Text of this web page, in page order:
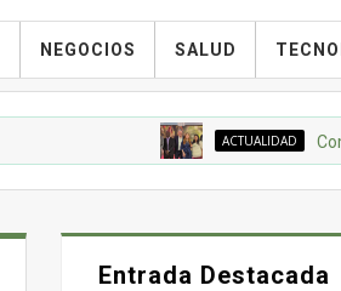
NEGOCIOS SALUD
ACTUALIDAD Compañía
Entrada Destacada